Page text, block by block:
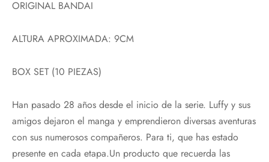
ORIGINAL BANDAI
ALTURA APROXIMADA: 9CM
BOX SET (10 PIEZAS)
Han pasado 28 años desde el inicio de la serie. Luffy y sus
amigos dejaron el manga y emprendieron diversas aventuras
con sus numerosos compañeros. Para ti, que has estado
presente en cada etapa.Un producto que recuerda las